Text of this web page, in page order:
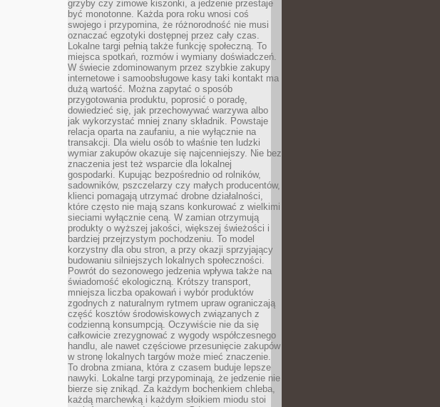
grzyby czy zimowe kiszonki, a jedzenie przestaje
być monotonne. Każda pora roku wnosi coś
swojego i przypomina, że różnorodność nie musi
oznaczać egzotyki dostępnej przez cały czas.
Lokalne targi pełnią także funkcję społeczną. To
miejsca spotkań, rozmów i wymiany doświadczeń.
W świecie zdominowanym przez szybkie zakupy
internetowe i samoobsługowe kasy taki kontakt ma
dużą wartość. Można zapytać o sposób
przygotowania produktu, poprosić o poradę,
dowiedzieć się, jak przechowywać warzywa albo
jak wykorzystać mniej znany składnik. Powstaje
relacja oparta na zaufaniu, a nie wyłącznie na
transakcji. Dla wielu osób to właśnie ten ludzki
wymiar zakupów okazuje się najcenniejszy. Nie bez
znaczenia jest też wsparcie dla lokalnej
gospodarki. Kupując bezpośrednio od rolników,
sadowników, pszczelarzy czy małych producentów,
klienci pomagają utrzymać drobne działalności,
które często nie mają szans konkurować z wielkimi
sieciami wyłącznie ceną. W zamian otrzymują
produkty o wyższej jakości, większej świeżości i
bardziej przejrzystym pochodzeniu. To model
korzystny dla obu stron, a przy okazji sprzyjający
budowaniu silniejszych lokalnych społeczności.
Powrót do sezonowego jedzenia wpływa także na
świadomość ekologiczną. Krótszy transport,
mniejsza liczba opakowań i wybór produktów
zgodnych z naturalnym rytmem upraw ograniczają
część kosztów środowiskowych związanych z
codzienną konsumpcją. Oczywiście nie da się
całkowicie zrezygnować z wygody współczesnego
handlu, ale nawet częściowe przesunięcie zakupów
w stronę lokalnych targów może mieć znaczenie.
To drobna zmiana, która z czasem buduje lepsze
nawyki. Lokalne targi przypominają, że jedzenie nie
bierze się znikąd. Za każdym bochenkiem chleba,
każdą marchewką i każdym słoikiem miodu stoi